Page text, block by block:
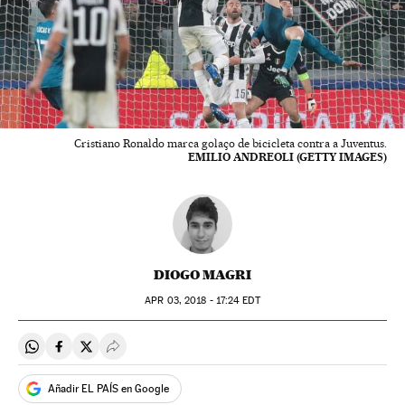
Cristiano Ronaldo marca golaço de bicicleta contra a Juventus.
EMILIO ANDREOLI (GETTY IMAGES)
DIOGO MAGRI
APR 03, 2018 - 17:24 EDT
Compartir en Whatsapp
Compartir en Facebook
Compartir en Twitter
Desplegar Redes Sociales
Añadir EL PAÍS en Google